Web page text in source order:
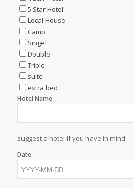
5 Star Hotel
Local House
Camp
Singel
Double
Triple
suite
extra bed
Hotel Name
suggest a hotel if you have in mind
Date